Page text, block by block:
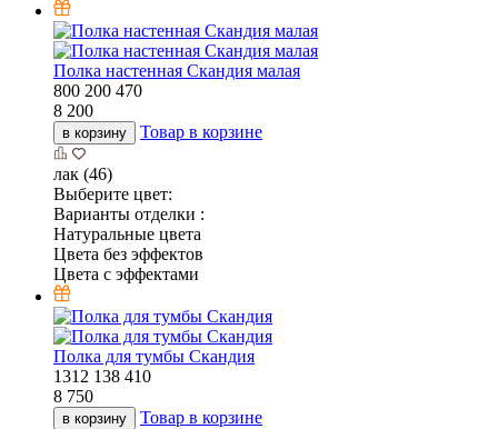
Полка настенная Скандия малая
800 200 470
8 200
в корзину Товар в корзине
лак (46)
Выберите цвет:
Варианты отделки :
Натуральные цвета
Цвета без эффектов
Цвета с эффектами
Полка для тумбы Скандия
1312 138 410
8 750
в корзину Товар в корзине